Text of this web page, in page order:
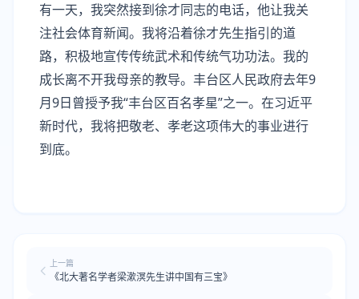
有一天，我突然接到徐才同志的电话，他让我关
注社会体育新闻。我将沿着徐才先生指引的道
路，积极地宣传传统武术和传统气功功法。我的
成长离不开我母亲的教导。丰台区人民政府去年9
月9日曾授予我“丰台区百名孝星”之一。在习近平
新时代，我将把敬老、孝老这项伟大的事业进行
到底。
上一篇
《北大著名学者梁漱溟先生讲中国有三宝》